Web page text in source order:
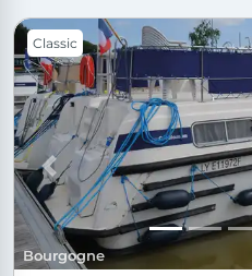
Bourgogne
Classic
Previous